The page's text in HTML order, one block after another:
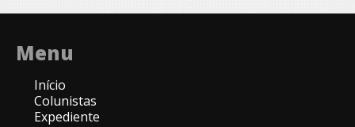
Menu
Início
Colunistas
Expediente